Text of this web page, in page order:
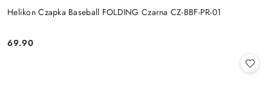
Helikon Czapka Baseball FOLDING Czarna CZ-BBF-PR-01
Cena:
69.90